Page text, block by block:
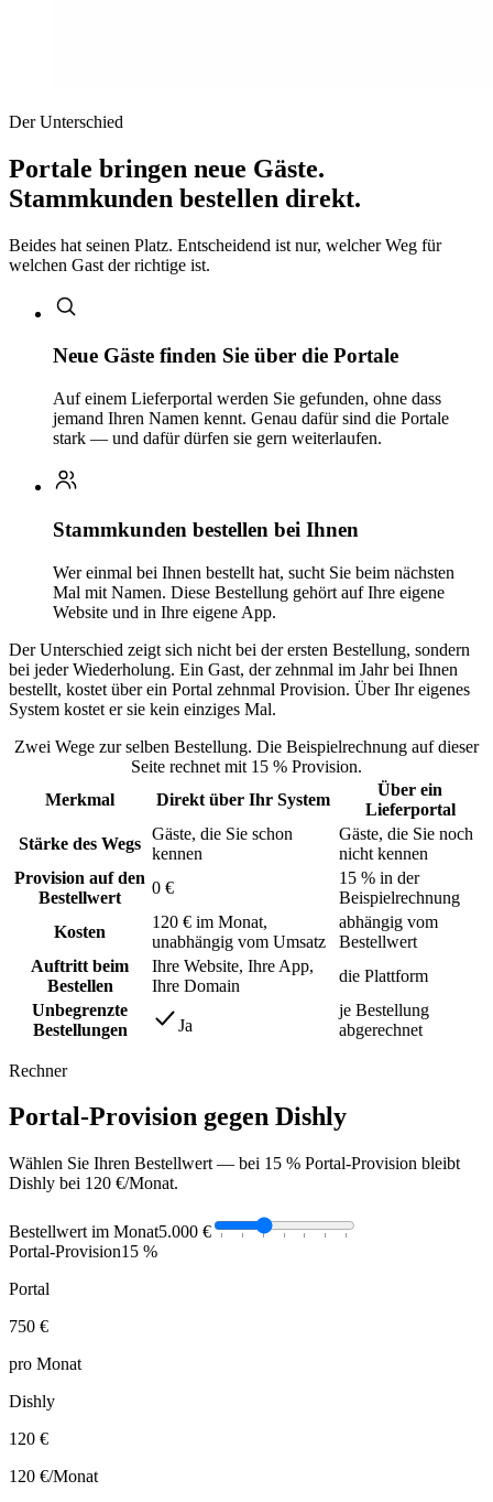
Der Unterschied
Portale bringen neue Gäste.
Stammkunden bestellen direkt.
Beides hat seinen Platz. Entscheidend ist nur, welcher Weg für
welchen Gast der richtige ist.
Neue Gäste finden Sie über die Portale
Auf einem Lieferportal werden Sie gefunden, ohne dass
jemand Ihren Namen kennt. Genau dafür sind die Portale
stark — und dafür dürfen sie gern weiterlaufen.
Stammkunden bestellen bei Ihnen
Wer einmal bei Ihnen bestellt hat, sucht Sie beim nächsten
Mal mit Namen. Diese Bestellung gehört auf Ihre eigene
Website und in Ihre eigene App.
Der Unterschied zeigt sich nicht bei der ersten Bestellung, sondern
bei jeder Wiederholung. Ein Gast, der zehnmal im Jahr bei Ihnen
bestellt, kostet über ein Portal zehnmal Provision. Über Ihr eigenes
System kostet er sie kein einziges Mal.
Zwei Wege zur selben Bestellung. Die Beispielrechnung auf dieser
Seite rechnet mit 15 % Provision.
Merkmal
Direkt über Ihr System
Über ein
Lieferportal
Stärke des Wegs
Gäste, die Sie schon
kennen
Gäste, die Sie noch
nicht kennen
Provision auf den
Bestellwert
0 €
15 % in der
Beispielrechnung
Kosten
120 € im Monat,
unabhängig vom Umsatz
abhängig vom
Bestellwert
Auftritt beim
Bestellen
Ihre Website, Ihre App,
Ihre Domain
die Plattform
Unbegrenzte
Bestellungen
Ja
je Bestellung
abgerechnet
Rechner
Portal-Provision gegen Dishly
Wählen Sie Ihren Bestellwert — bei 15 % Portal-Provision bleibt
Dishly bei 120 €/Monat.
Bestellwert im Monat5.000 €
Portal-Provision15 %
Portal
750 €
pro Monat
Dishly
120 €
120 €/Monat